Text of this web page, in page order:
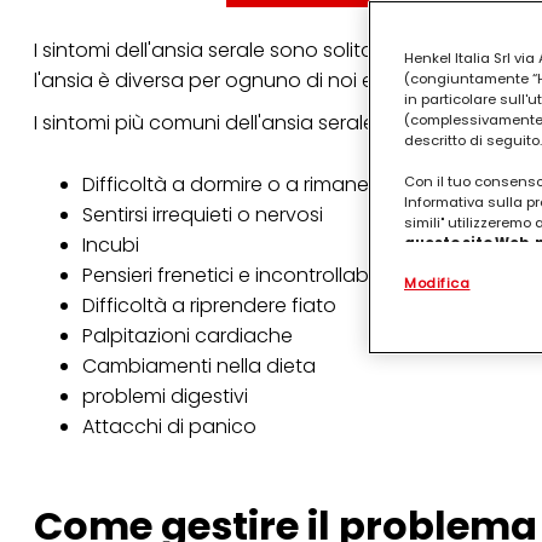
I sintomi dell'ansia serale sono solitamente simili a
l'ansia è diversa per ognuno di noi e che i sintomi
I sintomi più comuni dell'ansia serale includono:
Difficoltà a dormire o a rimanere addormentati
Sentirsi irrequieti o nervosi
Incubi
Pensieri frenetici e incontrollabili
Difficoltà a riprendere fiato
Palpitazioni cardiache
Cambiamenti nella dieta
problemi digestivi
Attacchi di panico
Come gestire il problema
Henkel Italia Srl via
(congiuntamente
in particolare
descritto di seguito.
Con il tuo
Informativa sulla
simili" utilizzeremo
questo sito
.
(rispettivamente
terzi, conservare
periodo di
"modifica" di seguito".
Modifica